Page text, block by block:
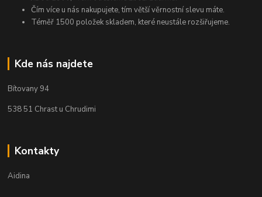
Čím více u nás nakupujete, tím větší věrnostní slevu máte.
Téměř 1500 položek skladem, které neustále rozšiřujeme.
Kde nás najdete
Bítovany 94
538 51 Chrast u Chrudimi
Kontakty
Aidina